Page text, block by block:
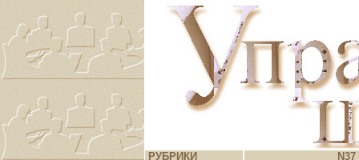
РУБРИКИ